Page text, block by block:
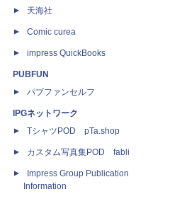
天海社
Comic curea
impress QuickBooks
PUBFUN
パブファンセルフ
IPGネットワーク
TシャツPOD pTa.shop
カスタム写真集POD fabli
Impress Group Publication
Information